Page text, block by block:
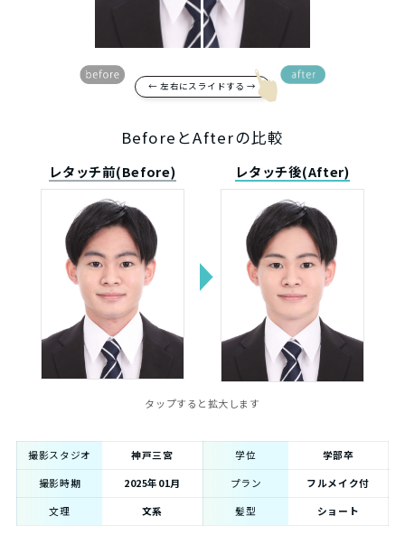
← 左右にスライドする →
BeforeとAfterの比較
レタッチ前(Before) レタッチ後(After)
タップすると拡大します
撮影スタジオ 神戸三宮 学位 学部卒
撮影時期 2025年01月 プラン フルメイク付
文理 文系 髪型 ショート